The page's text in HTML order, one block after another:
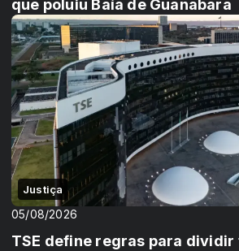
que poluiu Baía de Guanabara
Justiça
05/08/2026
TSE define regras para dividir